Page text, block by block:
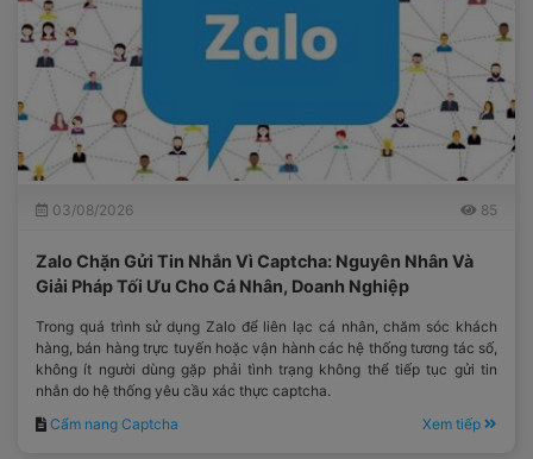
03/08/2026 85
Zalo Chặn Gửi Tin Nhắn Vì Captcha: Nguyên Nhân Và
Giải Pháp Tối Ưu Cho Cá Nhân, Doanh Nghiệp
Trong quá trình sử dụng Zalo để liên lạc cá nhân, chăm sóc khách
hàng, bán hàng trực tuyến hoặc vận hành các hệ thống tương tác số,
không ít người dùng gặp phải tình trạng không thể tiếp tục gửi tin
nhắn do hệ thống yêu cầu xác thực captcha.
Cẩm nang Captcha
Xem tiếp